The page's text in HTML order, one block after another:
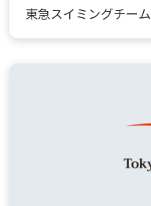
東急スイミングチーム